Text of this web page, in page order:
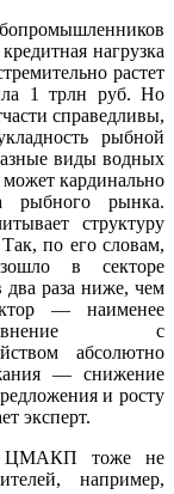
нагрузка
растет
1 трлн руб. Но
справедливы,
рыбной
виды водных
может кардинально
рыбного рынка.
структуру
по его словам,
в секторе
два раза ниже, чем
— наименее
с
абсолютно
— снижение
и росту
эксперт.
ЦМАКП тоже не
например,